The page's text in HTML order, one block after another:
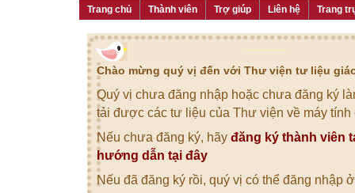
Trang chủ Thành viên Trợ giúp Liên hệ Trang
Chào mừng quý vị đến với Thư viện tư liệu
Quý vị chưa đăng nhập hoặc chưa đăng ký
tải được các tư liệu của Thư viện về máy tính
Nếu chưa đăng ký, hãy đăng ký thành viên
hướng dẫn tại đây
Nếu đã đăng ký rồi, quý vị có thể đăng nhập